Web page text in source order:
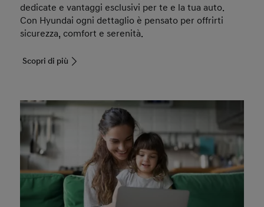
dedicate e vantaggi esclusivi per te e la tua auto.
Con Hyundai ogni dettaglio è pensato per offrirti
sicurezza, comfort e serenità.
Scopri di più